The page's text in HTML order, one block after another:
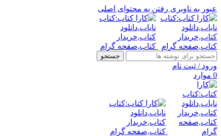
عبور به ناوبری رفتن به محتوای اصلی
جستجو
ورود / ثبت نام
0 موارد